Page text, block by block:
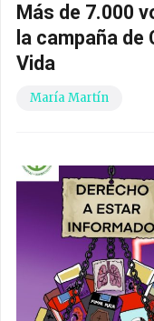
Más de 7.000
la campaña de
Vida
María Martín